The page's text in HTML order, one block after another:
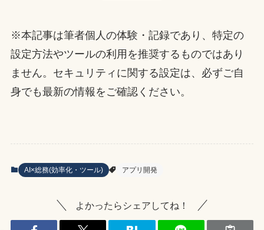
※本記事は筆者個人の体験・記録であり、特定の
設定方法やツールの利用を推奨するものではあり
ません。セキュリティに関する設定は、必ずご自
身でも最新の情報をご確認ください。
AI×総務(効率化・ツール) アプリ開発
よかったらシェアしてね！